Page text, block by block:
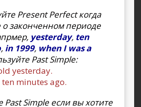
Present Perfect когда
о законченном периоде
yesterday, ten
, in 1999, when I was a
Past Simple:
yesterday.
minutes ago.
Past Simple если вы хотите